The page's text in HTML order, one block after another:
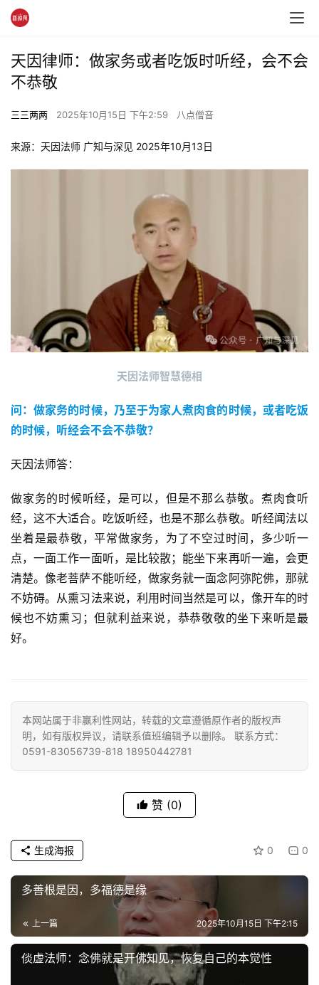
八
高
僧
访
谈
心
乐
菩
天因律师：做家务或者吃饭时听经，会不会
不恭敬
三三两两 2025年10月15日 下午2:59 八点僧音
来源：天因法师 广知与深见 2025年10月13日
天因法师智慧德相
问：做家务的时候，乃至于为家人煮肉食的时候，或者吃饭
的时候，听经会不会不恭敬？
天因法师答：
做家务的时候听经，是可以，但是不那么恭敬。煮肉食听
经，这不大适合。吃饭听经，也是不那么恭敬。听经闻法以
坐着是最恭敬，平常做家务，为了不空过时间，多少听一
点，一面工作一面听，是比较散；能坐下来再听一遍，会更
清楚。像老菩萨不能听经，做家务就一面念阿弥陀佛，那就
不妨碍。从熏习法来说，利用时间当然是可以，像开车的时
候也不妨熏习；但就利益来说，恭恭敬敬的坐下来听是最
好。
本网站属于非赢利性网站，转载的文章遵循原作者的版权声
明，如有版权异议，请联系值班编辑予以删除。 联系方式：
0591-83056739-818 18950442781
赞 (0)
0 0
生成海报
多善根是因，多福德是缘
上一篇 2025年10月15日 下午2:15
倓虚法师：念佛就是开佛知见，恢复自己的本觉性